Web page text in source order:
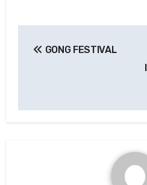
GONG FESTIVAL